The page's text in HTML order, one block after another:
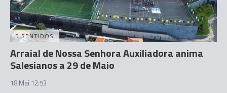
5 SENTIDOS
Arraial de Nossa Senhora Auxiliadora anima
Salesianos a 29 de Maio
18 Mai 12:53